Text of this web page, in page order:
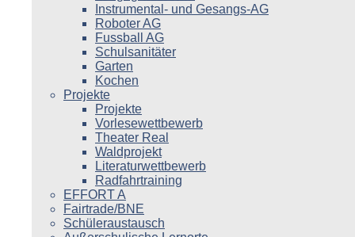
Instrumental- und Gesangs-AG
Roboter AG
Fussball AG
Schulsanitäter
Garten
Kochen
Projekte
Projekte
Vorlesewettbewerb
Theater Real
Waldprojekt
Literaturwettbewerb
Radfahrtraining
EFFORT A
Fairtrade/BNE
Schüleraustausch